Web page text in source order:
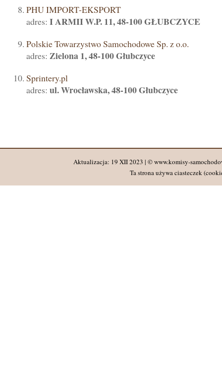
PHU IMPORT-EKSPORT
adres: I ARMII W.P. 11, 48-100 GŁUBCZYCE
Polskie Towarzystwo Samochodowe Sp. z o.o.
adres: Zielona 1, 48-100 Głubczyce
Sprintery.pl
adres: ul. Wrocławska, 48-100 Głubczyce
Aktualizacja: 19 XII 2023 | © www.komisy-
Ta strona używa ciasteczek